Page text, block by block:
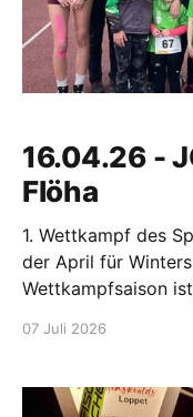
16.04.26 -
Flöha
1. Wettkampf des
der April für
Wettkampfsaison
Sparkassen-Laufcups 2026
07 Juli 2026